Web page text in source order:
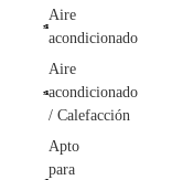
Aire
acondicionado
Aire
acondicionado
/ Calefacción
Apto
para